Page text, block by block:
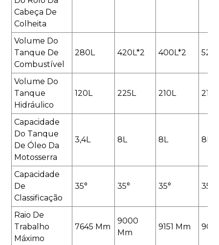
Cabeça De
Colheita
Volume Do
Tanque De
Combustível
280L 420L*2 400L*2
Volume Do
Tanque
Hidráulico
120L 225L 210L 210L
Capacidade
Do Tanque
De Óleo Da
Motosserra
3,4L 8L 8L 8L
Capacidade
De
Classificação
35° 35° 35° 35°
Raio De
Trabalho
Máximo
7645 Mm
9000
Mm
9151 Mm